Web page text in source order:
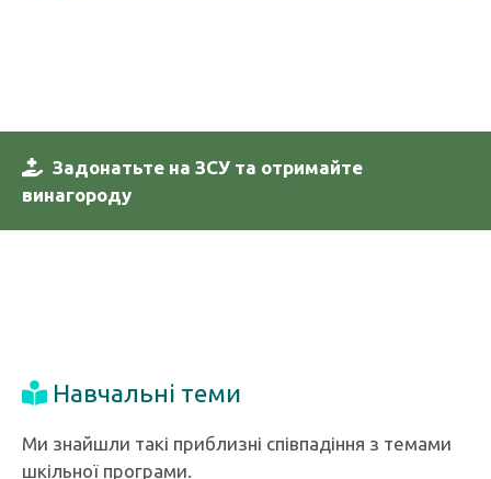
Задонатьте на ЗСУ та отримайте
винагороду
Навчальні теми
Ми знайшли такі приблизні співпадіння з темами
шкільної програми.